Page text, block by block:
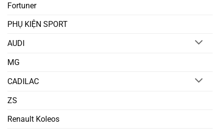
Fortuner
PHỤ KIỆN SPORT
AUDI
MG
CADILAC
ZS
Renault Koleos